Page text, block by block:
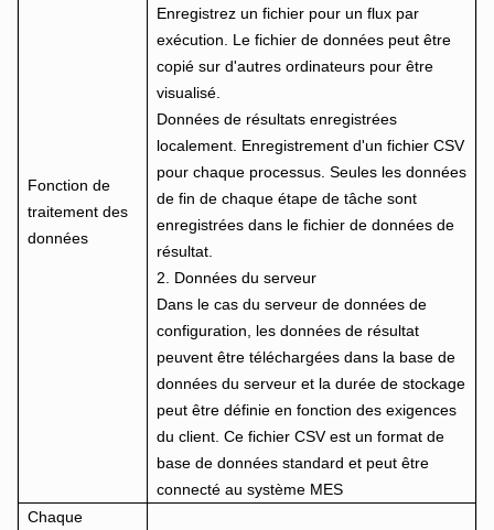
Fonction de
traitement des
données
Enregistrez un fichier pour un flux par
exécution. Le fichier de données peut être
copié sur d'autres ordinateurs pour être
visualisé.
Données de résultats enregistrées
localement. Enregistrement d'un fichier CSV
pour chaque processus. Seules les données
de fin de chaque étape de tâche sont
enregistrées dans le fichier de données de
résultat.
2. Données du serveur
Dans le cas du serveur de données de
configuration, les données de résultat
peuvent être téléchargées dans la base de
données du serveur et la durée de stockage
peut être définie en fonction des exigences
du client. Ce fichier CSV est un format de
base de données standard et peut être
connecté au système MES
Chaque